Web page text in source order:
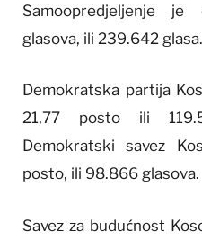
Samoopredjeljenje
glasova, ili 239.642 glasa.
Demokratska partija
21,77 posto ili
Demokratski savez
posto, ili 98.866 glasova.
Savez za budućnost